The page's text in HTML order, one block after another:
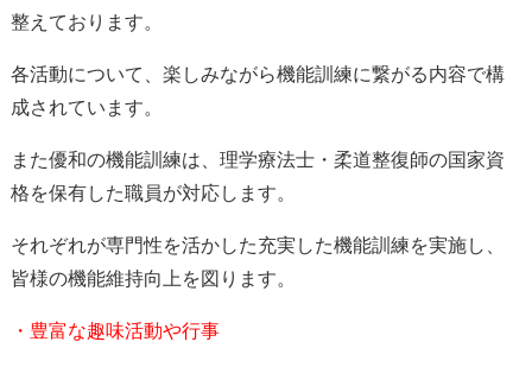
整えております。
各活動について、楽しみながら機能訓練に繋がる内容で構
成されています。
また優和の機能訓練は、理学療法士・柔道整復師の国家資
格を保有した職員が対応します。
それぞれが専門性を活かした充実した機能訓練を実施し、
皆様の機能維持向上を図ります。
・豊富な趣味活動や行事